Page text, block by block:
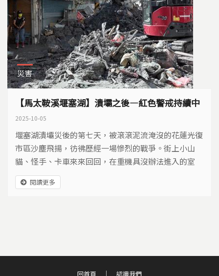
災害
【馬太鞍溪堰塞湖】潰壩之後—紅色警戒持續中
2025-10-05
堰塞湖潰壩災後的第七天，被滾滾泥流淹沒的花蓮光復
市區沙塵飛揚，彷彿歷經一場慘烈的戰爭。街上小山
貓、怪手、卡車來來回回，在重機具沒辦法進入的室
內，來自全台各地的鏟子超人，一鏟一鏟幫受災民眾清
理家園，用實際行動給驚魂甫定的居民，最有力的支
閱讀更多
回首頁 認識我們